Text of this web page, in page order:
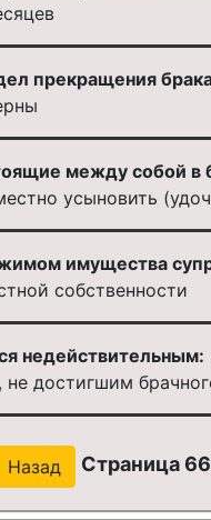
прекращения
между собой в
усыновить
имущества
собственности
недействительным:
не достигшим
Назад Страница